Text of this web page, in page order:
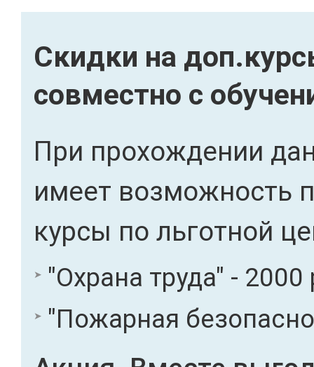
Скидки на
совместно с
При прохождении
имеет возможность
курсы по льготной
"Охрана труда" - 2000
"Пожарная